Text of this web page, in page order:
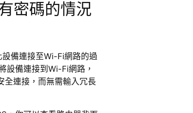
密碼的情況
備連接至Wi-Fi網路的過
設備連接到Wi-Fi網路，
全連接，而無需輸入冗長